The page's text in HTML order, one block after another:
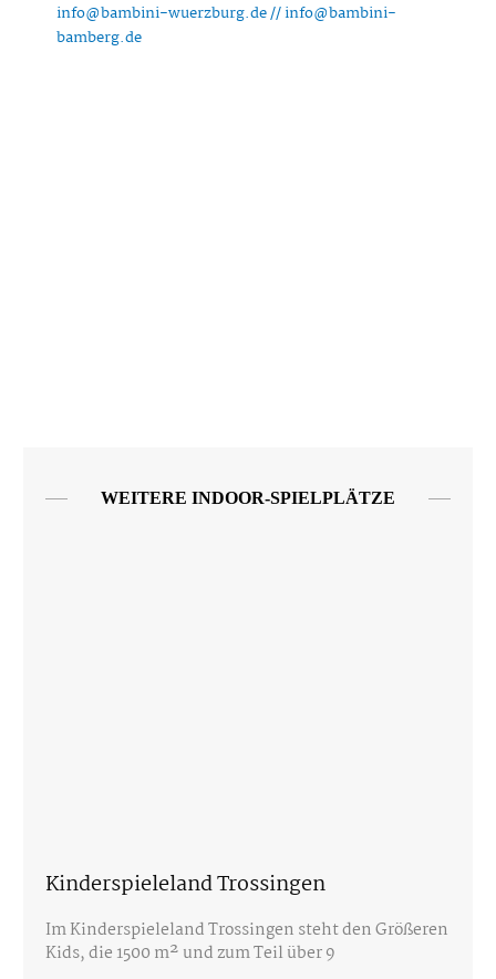
info@bambini-wuerzburg.de // info@bambini-
bamberg.de
WEITERE INDOOR-SPIELPLÄTZE
Kinderspieleland Trossingen
Im Kinderspieleland Trossingen steht den Größeren
Kids, die 1500 m² und zum Teil über 9